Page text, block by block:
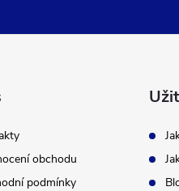
obchodu
podmínky